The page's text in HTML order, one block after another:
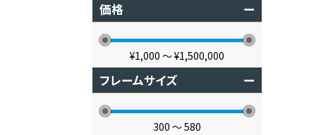
価格 ー
¥1,000 〜¥1,500,000
フレームサイズ ー
300 〜580